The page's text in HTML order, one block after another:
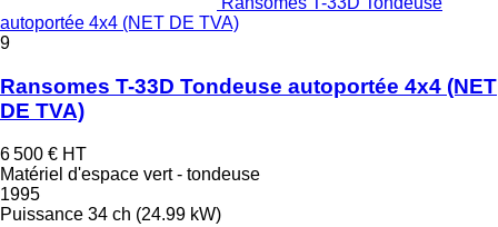
autoportée 4x4 (NET DE TVA)
9
Ransomes T-33D Tondeuse autoportée 4x4 (NET
DE TVA)
6 500 € HT
Matériel d'espace vert - tondeuse
1995
Puissance 34 ch (24.99 kW)